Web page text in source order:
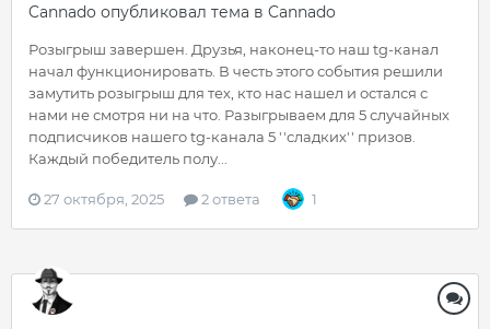
Cannado опубликовал тема в Cannado
Розыгрыш завершен. Друзья, наконец-то наш tg-канал
начал функционировать. В честь этого события решили
замутить розыгрыш для тех, кто нас нашел и остался с
нами не смотря ни на что. Разыгрываем для 5 случайных
подписчиков нашего tg-канала 5 ''сладких'' призов.
Каждый победитель полу...
27 октября, 2025 2 ответа 1